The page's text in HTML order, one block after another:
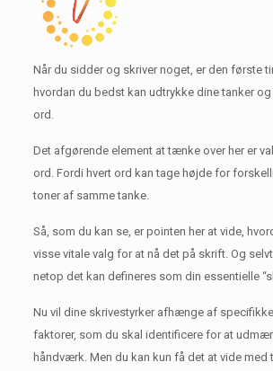
Når du sidder og skriver noget, er den første
hvordan du bedst kan udtrykke dine tanker
ord.
Det afgørende element at tænke over her er
ord. Fordi hvert ord kan tage højde for
toner af samme tanke.
Så, som du kan se, er pointen her at vide,
visse vitale valg for at nå det på skrift. Og
netop det kan defineres som din essentielle
Nu vil dine skrivestyrker afhænge af
faktorer, som du skal identificere for at
håndværk. Men du kan kun få det at vide med